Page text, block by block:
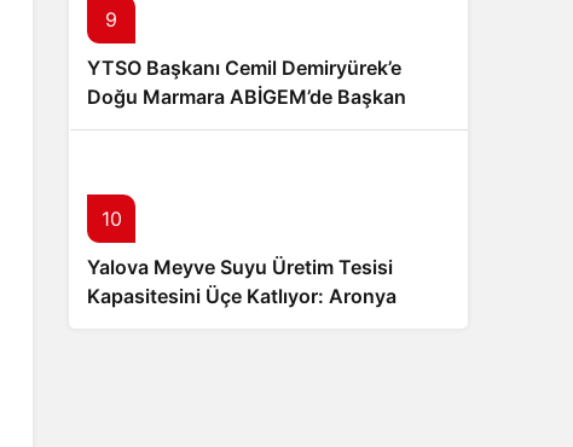
9
YTSO Başkanı Cemil Demiryürek’e
Doğu Marmara ABİGEM’de Başkan
Yardımcılığı Görevi
10
Yalova Meyve Suyu Üretim Tesisi
Kapasitesini Üçe Katlıyor: Aronya